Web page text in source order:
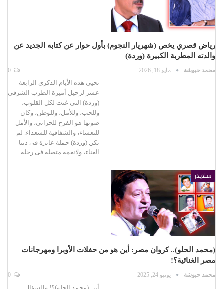
رياض قصري يخص (شهريار النجوم) بأول حوار عن كتابه الجديد عن
والدته المطربة الكبيرة (وردة)
محمد حبوشة مايو 18, 2026
نحيي هذه الأيام الذكرى الرابعة
عشر لرحيل أميرة الطرب الشرقي
(وردة) التى غنت لكل القلوب،
وللحب، وللأمل، وللوطن، وكان
صوتها هو الفرح للحزانى، والأمل
للتعساء، والشفافية للسعداء. لم
تكن (وردة) جملة عابرة فى دنيا
الغناء، ولانغمة متصلة فى رحلة…
سلايدر
(محمد الحلو).. كروان مصر: أين هو من حفلات الأوبرا ومهرجانات
مصر الغنائية؟!
محمد حبوشة يونيو 24, 2025
أين (محمد الحلو)؟! والسؤال